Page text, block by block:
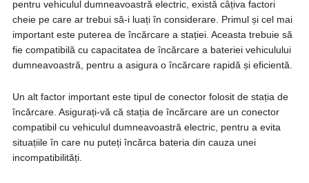
pentru vehiculul dumneavoastră electric, există câțiva factori
cheie pe care ar trebui să-i luați în considerare. Primul și cel mai
important este puterea de încărcare a stației. Aceasta trebuie să
fie compatibilă cu capacitatea de încărcare a bateriei vehiculului
dumneavoastră, pentru a asigura o încărcare rapidă și eficientă.
Un alt factor important este tipul de conector folosit de stația de
încărcare. Asigurați-vă că stația de încărcare are un conector
compatibil cu vehiculul dumneavoastră electric, pentru a evita
situațiile în care nu puteți încărca bateria din cauza unei
incompatibilități.